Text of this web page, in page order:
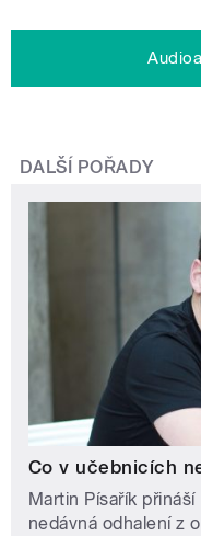
DALŠÍ POŘADY
Co v učebnicích
Martin Písařík
nedávná odhalení z